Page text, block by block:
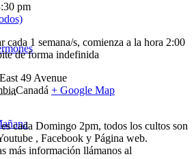
pm
cada 1 semana/s, comienza a la hora 2:00
de forma indefinida
49 Avenue
Canadá + Google Map
cada Domingo 2pm, todos los cultos son
, Facebook y Página web.
más información llámanos al